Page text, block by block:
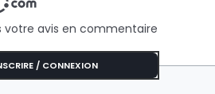
votre avis en commentaire
/ CONNEXION